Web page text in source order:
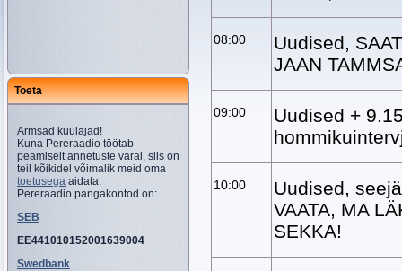
Toeta
Armsad kuulajad!
Kuna Pereraadio töötab
peamiselt annetuste varal, siis on
teil kõikidel võimalik meid oma
toetusega aidata.
Pereraadio pangakontod on:
SEB
EE441010152001639004
Swedbank
08:00
Uudised,
JAAN
09:00
Uudised +
10:00
Uudised,
VAATA, MA
SEKKA!